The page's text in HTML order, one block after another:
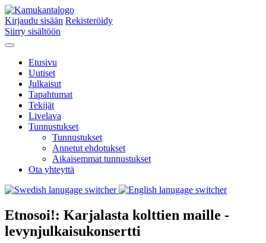
Kirjaudu sisään Rekisteröidy
Siirry sisältöön
Etusivu
Uutiset
Julkaisut
Tapahtumat
Tekijät
Livelava
Tunnustukset
Tunnustukset
Annetut ehdotukset
Aikaisemmat tunnustukset
Ota yhteyttä
Etnosoi!: Karjalasta kolttien maille -
levynjulkaisukonsertti